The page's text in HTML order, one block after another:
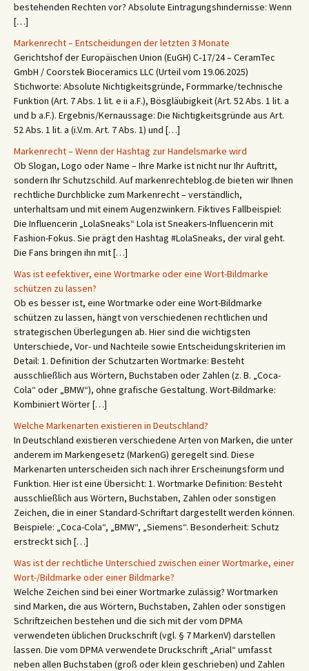
bestehenden Rechten vor? Absolute Eintragungshindernisse: Wenn
[…]
Markenrecht – Entscheidungen der letzten 3 Monate
Gerichtshof der Europäischen Union (EuGH) C‑17/24 – CeramTec
GmbH / Coorstek Bioceramics LLC (Urteil vom 19.06.2025)
Stichworte: Absolute Nichtigkeitsgründe, Formmarke/technische
Funktion (Art. 7 Abs. 1 lit. e ii a.F.), Bösgläubigkeit (Art. 52 Abs. 1 lit. a
und b a.F.). Ergebnis/Kernaussage: Die Nichtigkeitsgründe aus Art.
52 Abs. 1 lit. a (i.V.m. Art. 7 Abs. 1) und […]
Markenrecht – Wenn der Hashtag zur Handelsmarke wird
Ob Slogan, Logo oder Name – Ihre Marke ist nicht nur Ihr Auftritt,
sondern Ihr Schutzschild. Auf markenrechteblog.de bieten wir Ihnen
rechtliche Durchblicke zum Markenrecht – verständlich,
unterhaltsam und mit einem Augenzwinkern. Fiktives Fallbeispiel:
Die Influencerin „LolaSneaks“ Lola ist Sneakers-Influencerin mit
Fashion-Fokus. Sie prägt den Hashtag #LolaSneaks, der viral geht.
Die Fans bringen ihn mit […]
Was ist eefektiver, eine Wortmarke oder eine Wort-Bildmarke
schützen zu lassen?
Ob es besser ist, eine Wortmarke oder eine Wort-Bildmarke
schützen zu lassen, hängt von verschiedenen rechtlichen und
strategischen Überlegungen ab. Hier sind die wichtigsten
Unterschiede, Vor- und Nachteile sowie Entscheidungskriterien im
Detail: 1. Definition der Schutzarten Wortmarke: Besteht
ausschließlich aus Wörtern, Buchstaben oder Zahlen (z. B. „Coca-
Cola“ oder „BMW“), ohne grafische Gestaltung. Wort-Bildmarke:
Kombiniert Wörter […]
Welche Markenarten existieren in Deutschland?
In Deutschland existieren verschiedene Arten von Marken, die unter
anderem im Markengesetz (MarkenG) geregelt sind. Diese
Markenarten unterscheiden sich nach ihrer Erscheinungsform und
Funktion. Hier ist eine Übersicht: 1. Wortmarke Definition: Besteht
ausschließlich aus Wörtern, Buchstaben, Zahlen oder sonstigen
Zeichen, die in einer Standard-Schriftart dargestellt werden können.
Beispiele: „Coca-Cola“, „BMW“, „Siemens“. Besonderheit: Schutz
erstreckt sich […]
Was ist der rechtliche Unterschied zwischen einer Wortmarke, einer
Wort-/Bildmarke oder einer Bildmarke?
Welche Zeichen sind bei einer Wortmarke zulässig? Wortmarken
sind Marken, die aus Wörtern, Buchstaben, Zahlen oder sonstigen
Schriftzeichen bestehen und die sich mit der vom DPMA
verwendeten üblichen Druckschrift (vgl. § 7 MarkenV) darstellen
lassen. Die vom DPMA verwendete Druckschrift „Arial“ umfasst
neben allen Buchstaben (groß oder klein geschrieben) und Zahlen